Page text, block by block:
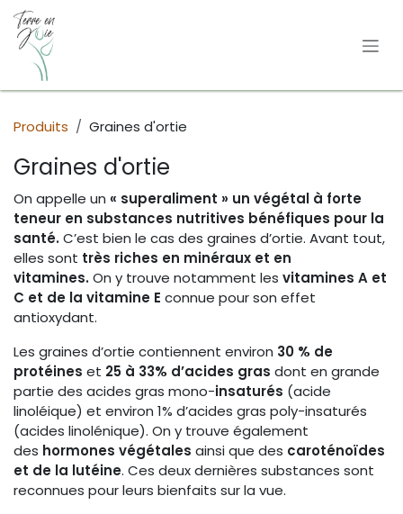
Se rendre au contenu
Produits Graines d'ortie
Graines d'ortie
On appelle un « superaliment » un végétal à forte
teneur en substances nutritives bénéfiques pour la
santé.C’est bien le cas des graines d’ortie. Avant tout,
elles sont très riches en minéraux et en
vitamines.On y trouve notamment les vitamines A et
C et de la vitamine E connue pour son effet
antioxydant.
Les graines d’ortie contiennent environ 30 % de
protéines et 25 à 33% d’acides gras dont en grande
partie des acides gras mono-insaturés (acide
linoléique) et environ 1% d’acides gras poly-insaturés
(acides linolénique). On y trouve également
des hormones végétales ainsi que des caroténoïdes
et de la lutéine. Ces deux dernières substances sont
reconnues pour leurs bienfaits sur la vue.